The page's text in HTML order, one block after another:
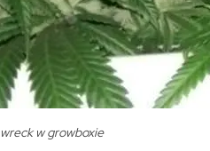
w growboxie